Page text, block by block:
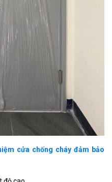
cửa chống cháy đảm bảo